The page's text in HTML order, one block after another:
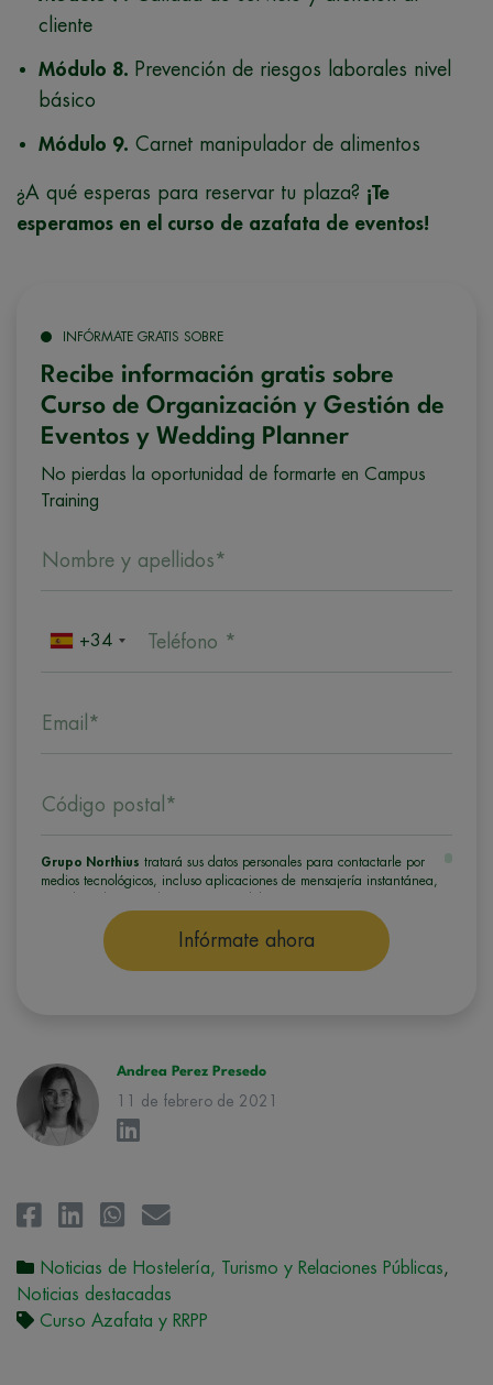
cliente
Módulo 8. Prevención de riesgos laborales nivel
básico
Módulo 9. Carnet manipulador de alimentos
¿A qué esperas para reservar tu plaza? ¡Te
esperamos en el curso de azafata de eventos!
INFÓRMATE GRATIS SOBRE
Recibe información gratis sobre
Curso de Organización y Gestión de
Eventos y Wedding Planner
No pierdas la oportunidad de formarte en Campus
Training
Nombre y apellidos*
+34 Teléfono *
Email*
Código postal*
Grupo Northius tratará sus datos personales para contactarle por
medios tecnológicos, incluso aplicaciones de mensajería instantánea,
seleccionado o de otros directamente relacionados con el interés
manifestado y, en su caso, para tramitar la contratación
correspondiente. Compartiremos su solicitud con las empresas que
Grupo Northius, con el objeto de que estas puedan
Infórmate ahora
Andrea Perez Presedo
11 de febrero de 2021
Noticias de Hostelería, Turismo y Relaciones Públicas,
Noticias destacadas
Curso Azafata y RRPP